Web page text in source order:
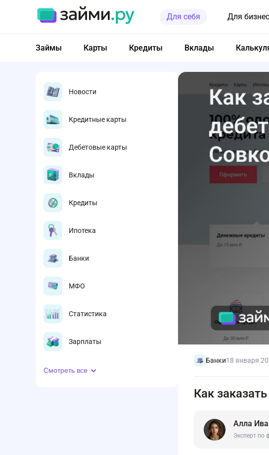
Для себя Для
Займы Карты Кредиты Вклады
Новости
Кредитные карты
Дебетовые карты
Вклады
Кредиты
Ипотека
Банки
МФО
Статистика
Зарплаты
Смотреть все
Банки18 января
Как
Алла
Эксперт по